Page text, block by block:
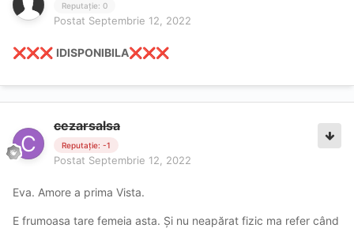
Reputație: 0
Postat Septembrie 12, 2022
❌❌❌ IDISPONIBILA❌❌❌
cezarsalsa
Reputație: -1
Postat Septembrie 12, 2022
Eva. Amore a prima Vista.
E frumoasa tare femeia asta. Și nu neapărat fizic ma refer când